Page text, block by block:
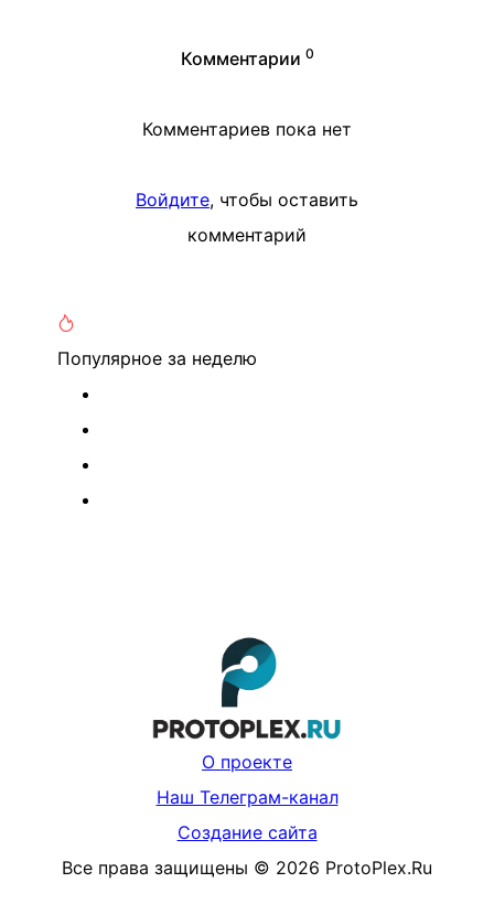
Комментарии 0
Комментариев пока нет
Войдите, чтобы оставить
комментарий
Популярное за неделю
О проекте
Наш Телеграм-канал
Создание сайта
Все права защищены © 2026 ProtoPlex.Ru